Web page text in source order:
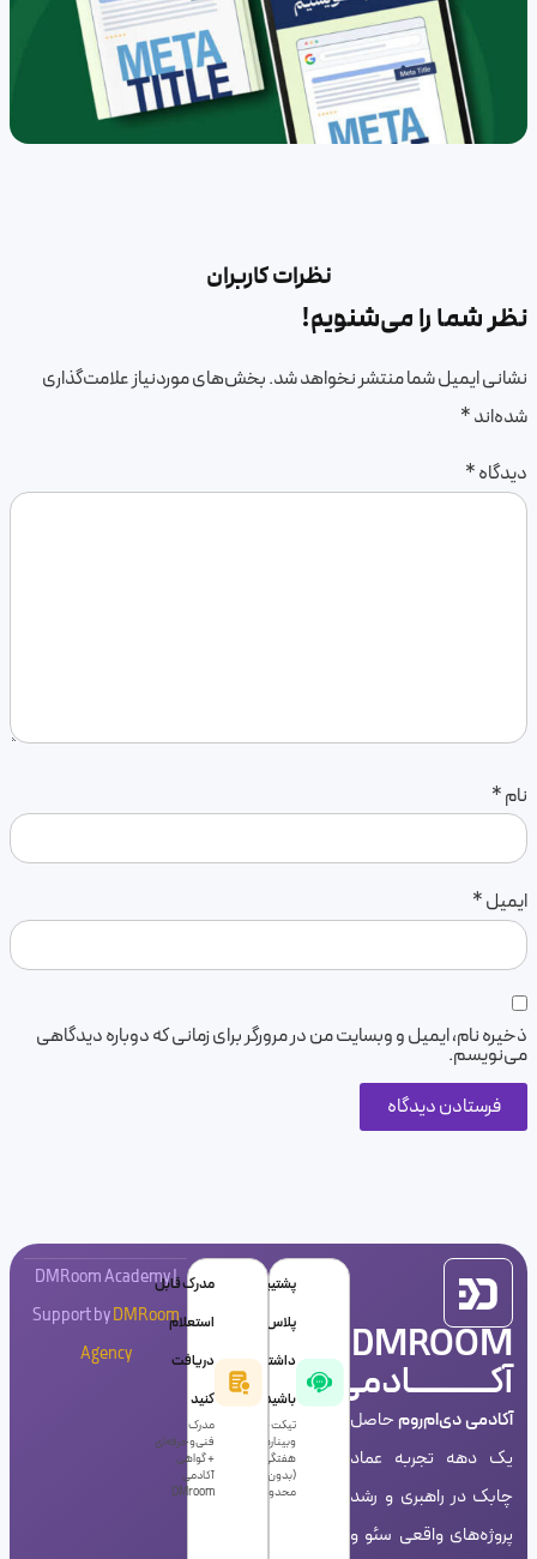
نظراتکاربران
نظر شما را می‌شنویم!
نشانی ایمیل شما منتشر نخواهد شد.بخش‌های موردنیاز علامت‌گذاری
شده‌اند*
دیدگاه*
نام*
ایمیل*
ذخیره نام، ایمیل و وبسایت من در مرورگر برای زمانی که دوباره دیدگاهی
می‌نویسم.
DMROOM
آکـــــــــــادمی
آکادمی دی‌ام‌روم حاصل
یک دهه تجربه عماد
چابک در راهبری و رشد
پروژه‌های واقعی سئو و
پشتیبانی
پلاس
داشته
باشید!
تیکت +
وبینارهای
هفتگی
(بدون
محدودیت)
مدرک قابل
استعلام
دریافت
کنید
مدرک
فنی‌و‌حرفه‌ای
+ گواهی
آکادمی
DMroom
DMRoom Academy |
Support byDMRoom
Agency